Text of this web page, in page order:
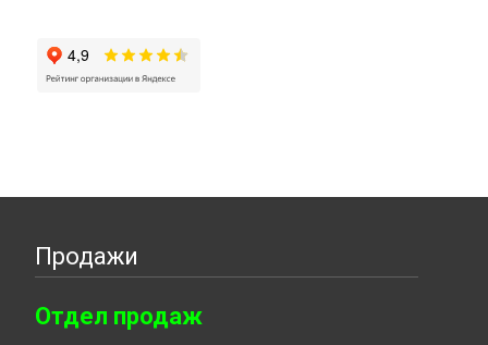
Продажи
Отдел продаж